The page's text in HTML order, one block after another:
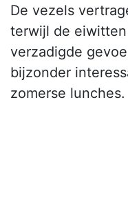
De vezels
terwijl de
verzadigde
bijzonder
zomerse lunches.